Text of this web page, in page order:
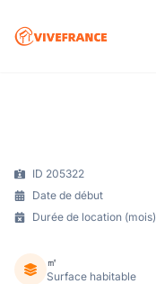
ID 205322
Date de début
Durée de location (mois)
㎡
Surface habitable